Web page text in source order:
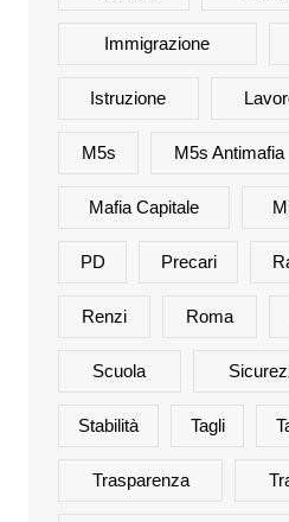
Immigrazione
Istruzione
M5s M5s Antimafia
Mafia Capitale
PD Precari
Renzi Roma
Scuola
Stabilità Tagli
Trasparenza